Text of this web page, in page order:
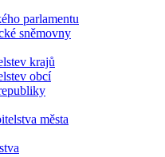
parlamentu
sněmovny
krajů
obcí
města